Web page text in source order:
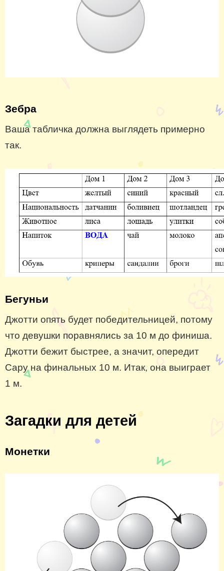
Зебра
Ваша табличка должна выглядеть примерно
так.
Бегуньи
Джотти опять будет победительницей, потому
что девушки поравнялись за 10 м до финиша.
Джотти бежит быстрее, а значит, опередит
Сару на финальных 10 м. Итак, она выиграет
1 м.
Загадки для детей
Монетки